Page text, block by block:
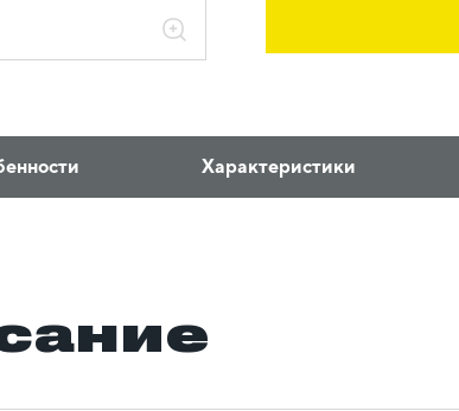
Характеристики